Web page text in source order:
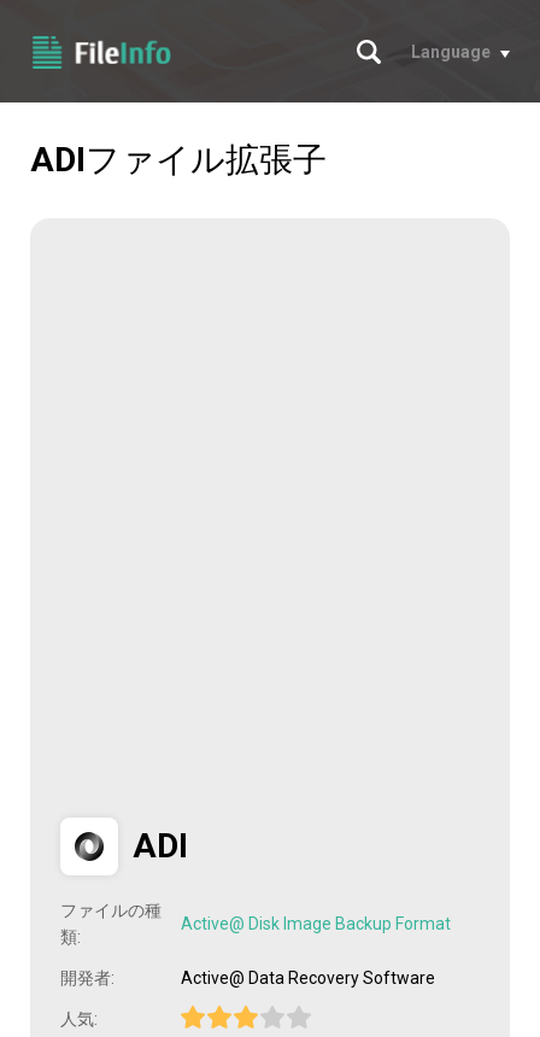
サーチ
Language
ADIファイル拡張子
ADI
ファイルの種
類:
Active@ Disk Image Backup Format
開発者: Active@ Data Recovery Software
人気: